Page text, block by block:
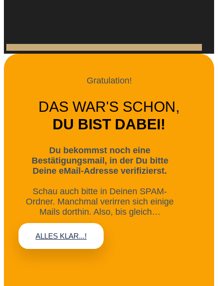
Gratulation!
DAS WAR'S SCHON,
DU BIST DABEI!
Du bekommst noch eine
Bestätigungsmail, in der Du bitte
Deine eMail-Adresse verifizierst.
Schau auch bitte in Deinen SPAM-
Ordner. Manchmal verirren sich einige
Mails dorthin. Also, bis gleich…
ALLES KLAR...!